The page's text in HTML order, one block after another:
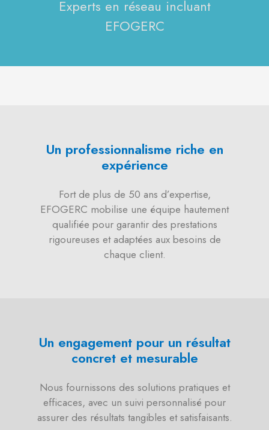
Experts en réseau incluant
EFOGERC
Un professionnalisme riche en
expérience
Fort de plus de 50 ans d’expertise,
EFOGERC mobilise une équipe hautement
qualifiée pour garantir des prestations
rigoureuses et adaptées aux besoins de
chaque client.
Un engagement pour un résultat
concret et mesurable
Nous fournissons des solutions pratiques et
efficaces, avec un suivi personnalisé pour
assurer des résultats tangibles et satisfaisants.